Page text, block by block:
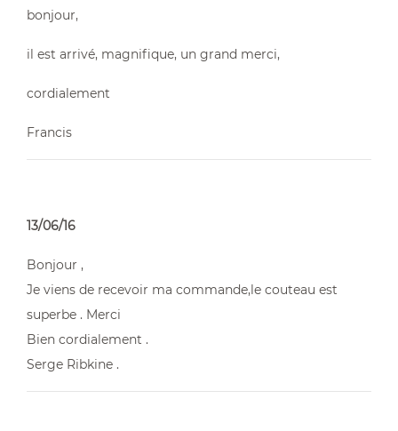
bonjour,
il est arrivé, magnifique, un grand merci,
cordialement
Francis
13/06/16
Bonjour ,
Je viens de recevoir ma commande,le couteau est
superbe . Merci
Bien cordialement .
Serge Ribkine .